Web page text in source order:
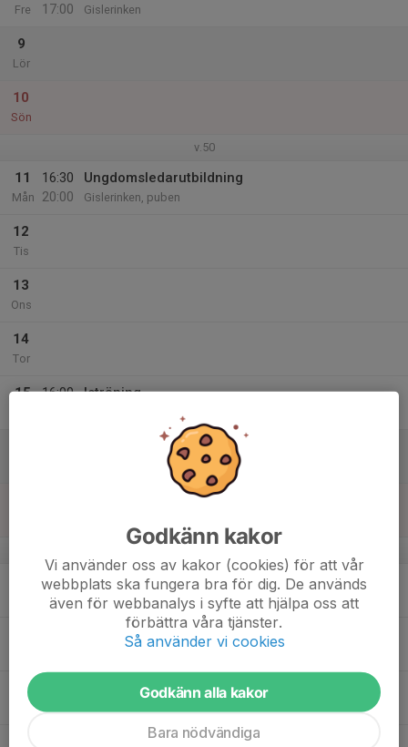
Fre
17:00
Gislerinken
9
Lör
10
Sön
v.50
11
Mån
16:30
20:00
Ungdomsledarutbildning
Gislerinken, puben
12
Tis
13
Ons
14
Tor
15
16:00
Isträning
20
Ons
Godkänn kakor
Vi använder oss av kakor (cookies) för att vår
webbplats ska fungera bra för dig. De används
även för webbanalys i syfte att hjälpa oss att
förbättra våra tjänster.
Så använder vi cookies
Godkänn alla kakor
Bara nödvändiga